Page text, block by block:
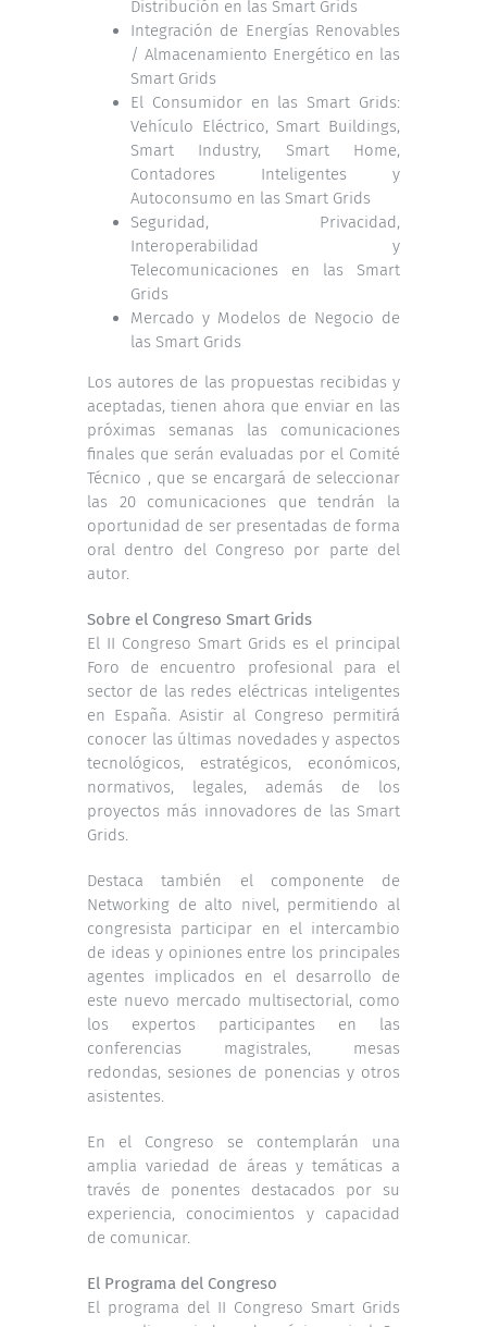
Distribución en las Smart Grids
Integración de Energías Renovables
/ Almacenamiento Energético en las
Smart Grids
El Consumidor en las Smart Grids:
Vehículo Eléctrico, Smart Buildings,
Smart Industry, Smart Home,
Contadores Inteligentes y
Autoconsumo en las Smart Grids
Seguridad, Privacidad,
Interoperabilidad y
Telecomunicaciones en las Smart
Grids
Mercado y Modelos de Negocio de
las Smart Grids
Los autores de las propuestas recibidas y
aceptadas, tienen ahora que enviar en las
próximas semanas las comunicaciones
finales que serán evaluadas por el Comité
Técnico , que se encargará de seleccionar
las 20 comunicaciones que tendrán la
oportunidad de ser presentadas de forma
oral dentro del Congreso por parte del
autor.
Sobre el Congreso Smart Grids
El II Congreso Smart Grids es el principal
Foro de encuentro profesional para el
sector de las redes eléctricas inteligentes
en España. Asistir al Congreso permitirá
conocer las últimas novedades y aspectos
tecnológicos, estratégicos, económicos,
normativos, legales, además de los
proyectos más innovadores de las Smart
Grids.
Destaca también el componente de
Networking de alto nivel, permitiendo al
congresista participar en el intercambio
de ideas y opiniones entre los principales
agentes implicados en el desarrollo de
este nuevo mercado multisectorial, como
los expertos participantes en las
conferencias magistrales, mesas
redondas, sesiones de ponencias y otros
asistentes.
En el Congreso se contemplarán una
amplia variedad de áreas y temáticas a
través de ponentes destacados por su
experiencia, conocimientos y capacidad
de comunicar.
El Programa del Congreso
El programa del II Congreso Smart Grids